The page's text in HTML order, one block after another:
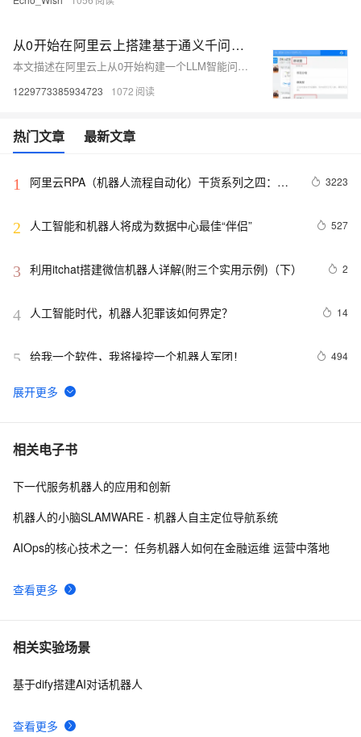
从0开始在阿里云上搭建基于通义千问的钉钉智能问答机器人
本文描述在阿里云上从0开始构建一个LLM智能问答钉钉机器人。LLM直接调用了阿里云百炼平台提供的调用服务。
1229773385934723 1072
热门文章 最新文章
1
阿里云RPA（机器人流程自动化）干货系列之四：阿
3223
2 人工智能和机器人将成为数据中心最佳“伴侣” 527
3 利用itchat搭建微信机器人详解(附三个实用示例)（下） 2
4 人工智能时代，机器人犯罪该如何界定？ 14
5 给我一个软件，我将操控一个机器人军团！ 494
6 使用 Node.js、Socket.IO 和 GPT-4 构建 AI 聊天机器人
7 ChatGPT聊天AI能火多久？华云天下智能VSBOT虚拟服
8 聊天机器人革命即将到来 开发者入局需谨慎
代码大全autojs版【仅供学习参考】
替人类奔赴灾难场景
相关电子书
查看更多
下一代服务机器人的应用和创新
机器人的小脑SLAMWARE - 机器人自主定位导航系统
AIOps的核心技术之一：任务机器人如何在金融运维 运营中落地
相关实验场景
查看更多
基于dify搭建AI对话机器人